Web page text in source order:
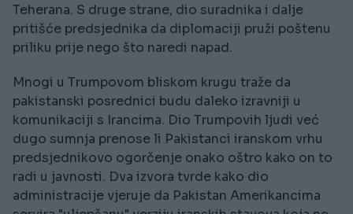
Teherana. S druge strane, dio suradnika i dalje
pritišće predsjednika da diplomaciji pruži poštenu
priliku prije nego što naredi napad.
Mnogi u Trumpovom bliskom krugu traže da
pakistanski posrednici budu daleko izravniji u
komunikaciji s Irancima. Dio Trumpovih ljudi već
dugo sumnja prenose li Pakistanci iranskom vrhu
predsjednikovo ogorčenje onako oštro kako on to
radi u javnosti. Dva izvora tvrde kako dio
administracije vjeruje da Pakistan Amerikancima